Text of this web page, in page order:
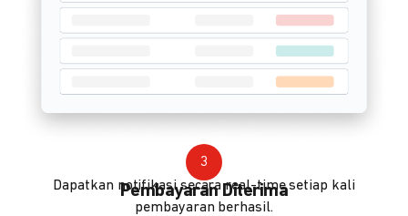
3
Pembayaran Diterima
Dapatkan notifikasi secara real-time setiap kali
pembayaran berhasil.